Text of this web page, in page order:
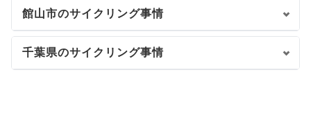
館山市のサイクリング事情
千葉県のサイクリング事情